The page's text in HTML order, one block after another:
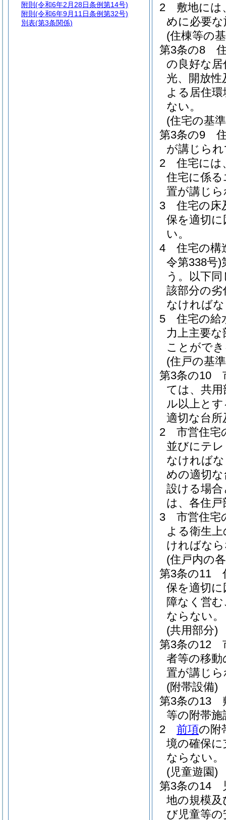
2
敷地には
めに必要
(住棟等の
第3条の8
の良好な
光、開放
よる居住
ない。
(住宅の基
第3条の9
が講じら
2
住宅には
住宅に係
置が講じ
3
住宅の床
保を適切
い。
4
住宅の構
令第338号)
う。以下同
該部分の
なければ
5
住宅の給
力上主要
ことがで
(住戸の基
第3条の10
ては、共
ル以上と
適切な台
2
市営住宅
並びにテ
なければ
めの適切
設ける場
は、各住
3
市営住宅
よる衛生
ければな
(住戸内の
第3条の11
保を適切
障なく営
ならない。
(共用部分)
第3条の12
者等の移
置が講じ
(附帯設備)
第3条の13
等の附帯
2
前項の附
境の確保
ならない。
(児童遊園)
第3条の14
地の規模
び児童等
附則 (令和6年2月28日条例第14号)
附則 (令和6年9月11日条例第32号)
別表(第3条関係)